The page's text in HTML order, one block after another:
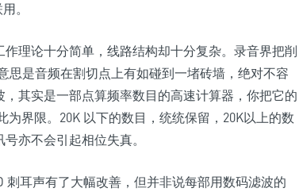
。
理论十分简单，线路结构却十分复杂。录音界把削
是音频在割切点上有如碰到一堵砖墙，绝对不容
其实是一部点算频率数目的高速计算器，你把它的
为界限。20K 以下的数目，统统保留，20K以上的数
亦不会引起相位失真。
刺耳声有了大幅改善，但并非说每部用数码滤波的